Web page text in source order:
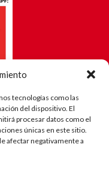
tecnologías como las
del dispositivo. El
procesar datos como el
únicas en este sitio.
afectar negativamente a